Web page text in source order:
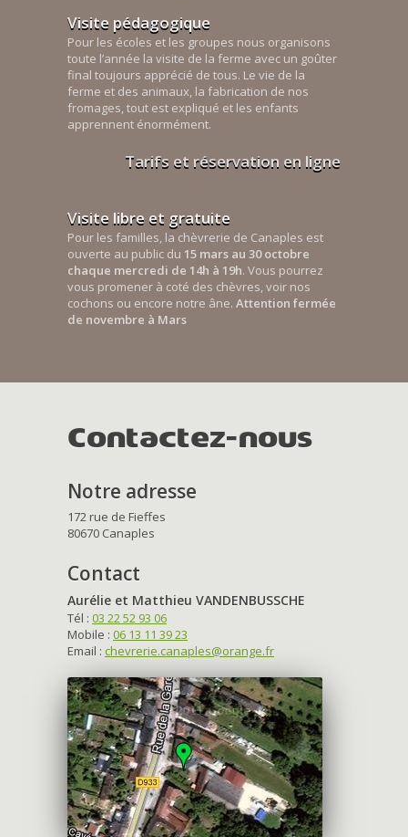
Visite pédagogique
Pour les écoles et les groupes nous organisons
toute l’année la visite de la ferme avec un goûter
final toujours apprécié de tous. Le vie de la
ferme et des animaux, la fabrication de nos
fromages, tout est expliqué et les enfants
apprennent énormément.
Tarifs et réservation en ligne
Visite libre et gratuite
Pour les familles, la chèvrerie de Canaples est
ouverte au public du 15 mars au 30 octobre
chaque mercredi de 14h à 19h. Vous pourrez
vous promener à coté des chèvres, voir nos
cochons ou encore notre âne. Attention fermée
de novembre à Mars
Contactez-nous
Notre adresse
172 rue de Fieffes
80670 Canaples
Contact
Aurélie et Matthieu VANDENBUSSCHE
Tél : 03 22 52 93 06
Mobile : 06 13 11 39 23
Email : chevrerie.canaples@orange.fr